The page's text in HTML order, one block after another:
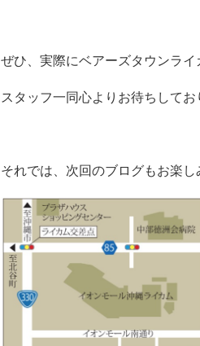
ぜひ、実際にベアーズタウンライ
スタッフ一同心よりお待ちしてお
それでは、次回のブログもお楽し